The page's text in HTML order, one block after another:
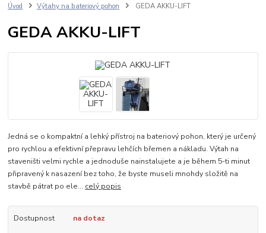
Úvod Výtahy na bateriový pohon GEDA AKKU-LIFT
GEDA AKKU-LIFT
Jedná se o kompaktní a lehký přístroj na bateriový pohon, který je určený
pro rychlou a efektivní přepravu lehčích břemen a nákladu. Výtah na
staveništi velmi rychle a jednoduše nainstalujete a je během 5-ti minut
připravený k nasazení bez toho, že byste museli mnohdy složitě na
stavbě pátrat po ele... celý popis
Dostupnost na dotaz